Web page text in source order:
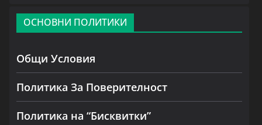
ОСНОВНИ ПОЛИТИКИ
Общи Условия
Политика За Поверителност
Политика на “Бисквитки”